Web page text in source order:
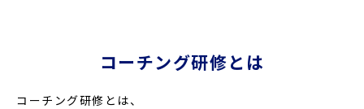
コーチング研修とは
コーチング研修とは、